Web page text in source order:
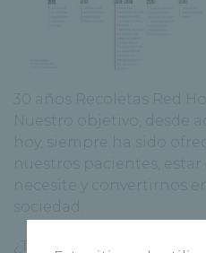
30 años Recoletas Red
Nuestro objetivo, desde
hoy, siempre ha sido
nuestros pacientes,
necesite y convertirnos
sociedad.
¿Te unes a nuestra meta?